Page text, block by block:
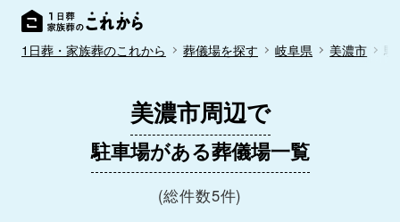
1日葬・家族葬のこれから 葬儀場を探す 岐阜県 美濃市 駐
美濃市周辺で
駐車場がある葬儀場一覧
(総件数5件)